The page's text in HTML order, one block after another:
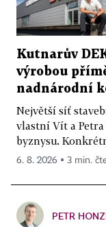
Kutnarův
výrobou
nadnárodní
Největší síť
vlastní Vít a
byznysu.
6. 8. 2026 ▪ 3 min.
PETR